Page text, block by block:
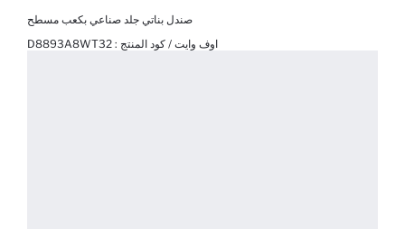
صندل بناتي جلد صناعي بكعب مسطح
اوف وايت / كود المنتج : D8893A8WT32